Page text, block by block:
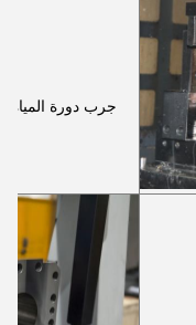
جرب دورة المياه،